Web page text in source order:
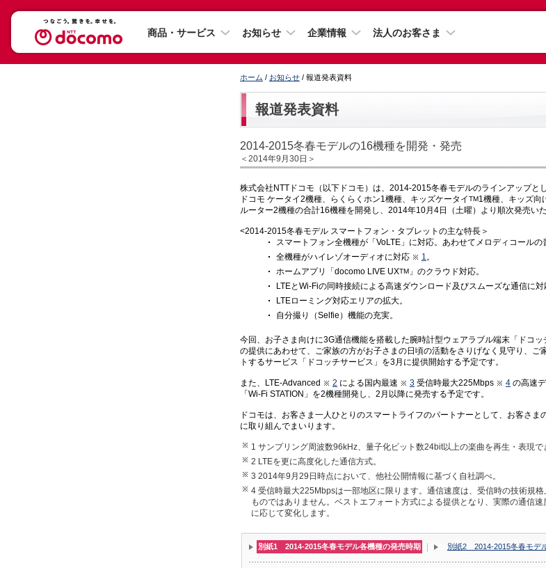
商品・サービス お知らせ 企業情報 法人のお客さま
ホーム / お知らせ / 報道発表資料
報道発表資料
2014-2015冬春モデルの16機種を開発・発売
＜2014年9月30日＞
株式会社NTTドコモ（以下ドコモ）は、2014-2015冬春モデルのラインアップと
ドコモ ケータイ2機種、らくらくホン1機種、キッズケータイTM1機種、キッズ向
ルーター2機種の合計16機種を開発し、2014年10月4日（土曜）より順次発売いた
<2014-2015冬春モデル スマートフォン・タブレットの主な特長＞
スマートフォン全機種が「VoLTE」に対応。あわせてメロディコールの
全機種がハイレゾオーディオに対応
1 。
ホームアプリ「docomo LIVE UXTM 」のクラウド対応。
LTEとWi-Fiの同時接続による高速ダウンロード及びスムーズな通信に対
LTEローミング対応エリアの拡大。
自分撮り（Selfie）機能の充実。
今回、お子さま向けに3G通信機能を搭載した腕時計型ウェアラブル端末「ドコッ
の提供にあわせて、ご家族の方がお子さまの日頃の活動をさりげなく見守り、ご
トするサービス「ドコッチサービス」を3月に提供開始する予定です。
また、LTE-Advanced 2 による国内最速 3 受信時最大225Mbps 4 の高速
「Wi-Fi STATION」を2機種開発し、2月以降に発売する予定です。
ドコモは、お客さま一人ひとりのスマートライフのパートナーとして、お客さま
に取り組んでまいります。
1 サンプリング周波数96kHz、量子化ビット数24bit以上の楽曲を再生・表現で
2 LTEを更に高度化した通信方式。
3 2014年9月29日時点において、他社公開情報に基づく自社調べ。
4 受信時最大225Mbpsは一部地区に限ります。通信速度は、受信時の技術規
ものではありません。ベストエフォート方式による提供となり、実際の通信
に応じて変化します。
別紙1 2014-2015冬春モデル各機種の発売時期 別紙2 2014-2015冬春モデ